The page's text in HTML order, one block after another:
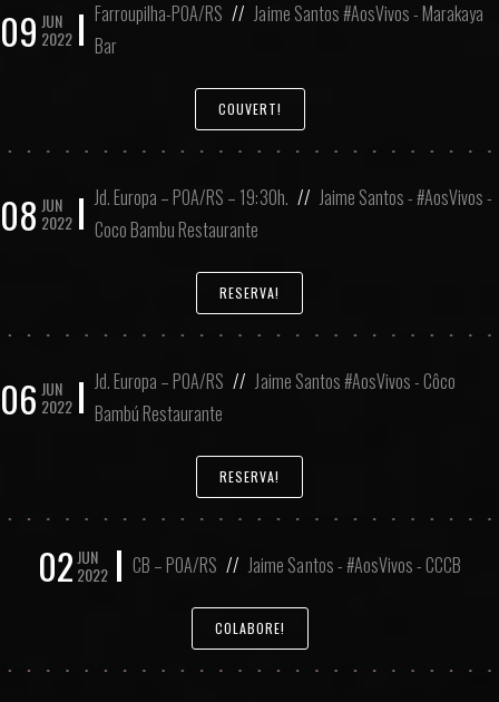
09 JUN
2022
Farroupilha-POA/RS // Jaime Santos #AosVivos - Marakaya
Bar
COUVERT!
08 JUN
2022
Jd. Europa – POA/RS – 19:30h. // Jaime Santos - #AosVivos -
Coco Bambu Restaurante
RESERVA!
06 JUN
2022
Jd. Europa – POA/RS // Jaime Santos #AosVivos - Côco
Bambú Restaurante
RESERVA!
02 JUN
2022 CB – POA/RS // Jaime Santos - #AosVivos - CCCB
COLABORE!